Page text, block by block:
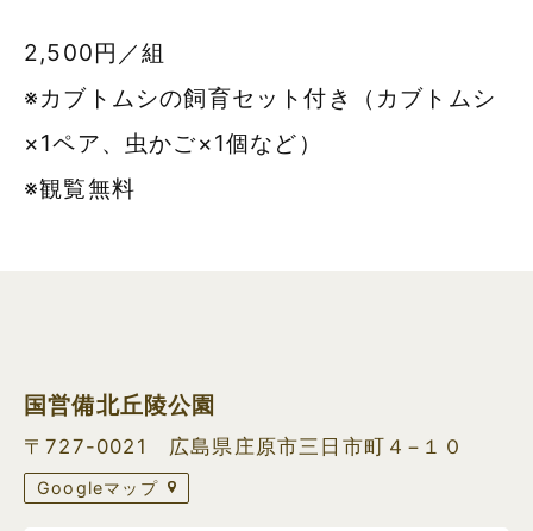
2,500円／組
※カブトムシの飼育セット付き（カブトムシ
×1ペア、虫かご×1個など）
※観覧無料
国営備北丘陵公園
〒727-0021 広島県庄原市三日市町４−１０
Googleマップ